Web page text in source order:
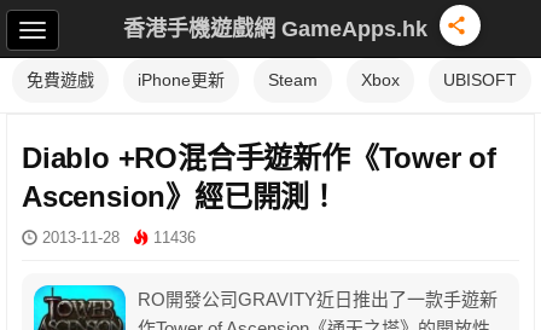
香港手機遊戲網 GameApps.hk
免費遊戲 iPhone更新 Steam Xbox UBISOFT
Diablo +RO混合手遊新作《Tower of
Ascension》經已開測！
2013-11-28 11436
RO開發公司GRAVITY近日推出了一款手遊新